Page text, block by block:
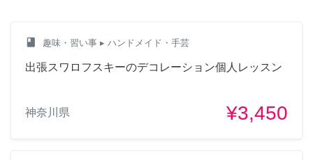
class 趣味・習い事 ▸ ハンドメイド・手芸
出張スワロフスキーのデコレーション個人レッスン
神奈川県 ¥3,450